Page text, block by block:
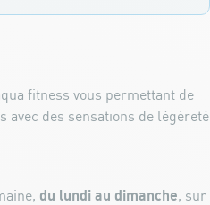
fitness vous permettant de
avec des sensations de légèreté
du lundi au dimanche, sur